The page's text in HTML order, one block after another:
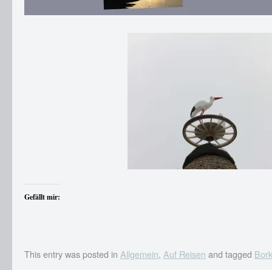
Gefällt mir:
This entry was posted in Allgemein, Auf Reisen and tagged